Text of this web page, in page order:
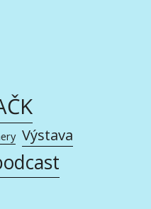
Výstava